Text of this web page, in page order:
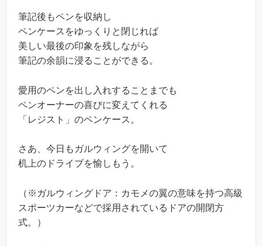
筆記後もペンを収納し
ペンケースをゆっくりと閉じれば
美しい最後の印象を残しながら
筆記の余韻に浸ることができる。
愛用のペンを出し入れすることまでも
ペンオーナーの喜びに変えてくれる
「レジスト」のペンケース。
さあ、今日もガルウィングを開いて
机上のドライブを愉しもう。
（※ガルウィングドア：カモメの翼の意味を持つ高級
スポーツカーなどで採用されているドアの開閉方
式。）